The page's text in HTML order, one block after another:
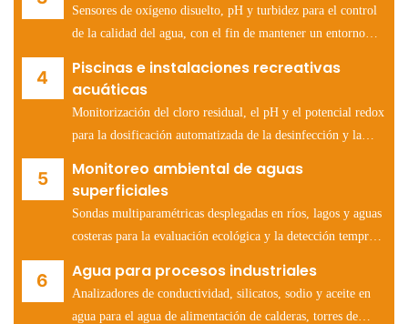
Sensores de oxígeno disuelto, pH y turbidez para el control
de la calidad del agua, con el fin de mantener un entorno
Piscinas e instalaciones recreativas
acuáticas
Monitorización del cloro residual, el pH y el potencial redox
para la dosificación automatizada de la desinfección y la
Monitoreo ambiental de aguas
superficiales
Sondas multiparamétricas desplegadas en ríos, lagos y aguas
costeras para la evaluación ecológica y la detección temprana
Agua para procesos industriales
Analizadores de conductividad, silicatos, sodio y aceite en
agua para el agua de alimentación de calderas, torres de